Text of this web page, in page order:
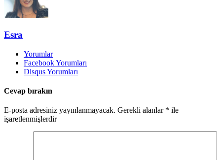
Esra
Yorumlar
Facebook Yorumları
Disqus Yorumları
Cevap bırakın
E-posta adresiniz yayınlanmayacak. Gerekli alanlar * ile
işaretlenmişlerdir